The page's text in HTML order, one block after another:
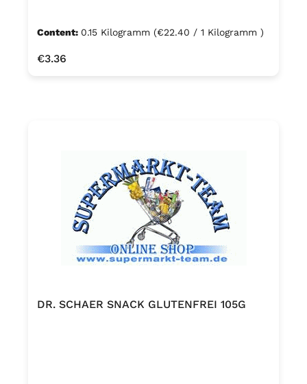
Content: 0.15 Kilogramm (€22.40 / 1 Kilogramm )
Regular price:
€3.36
DR. SCHAER SNACK GLUTENFREI 105G